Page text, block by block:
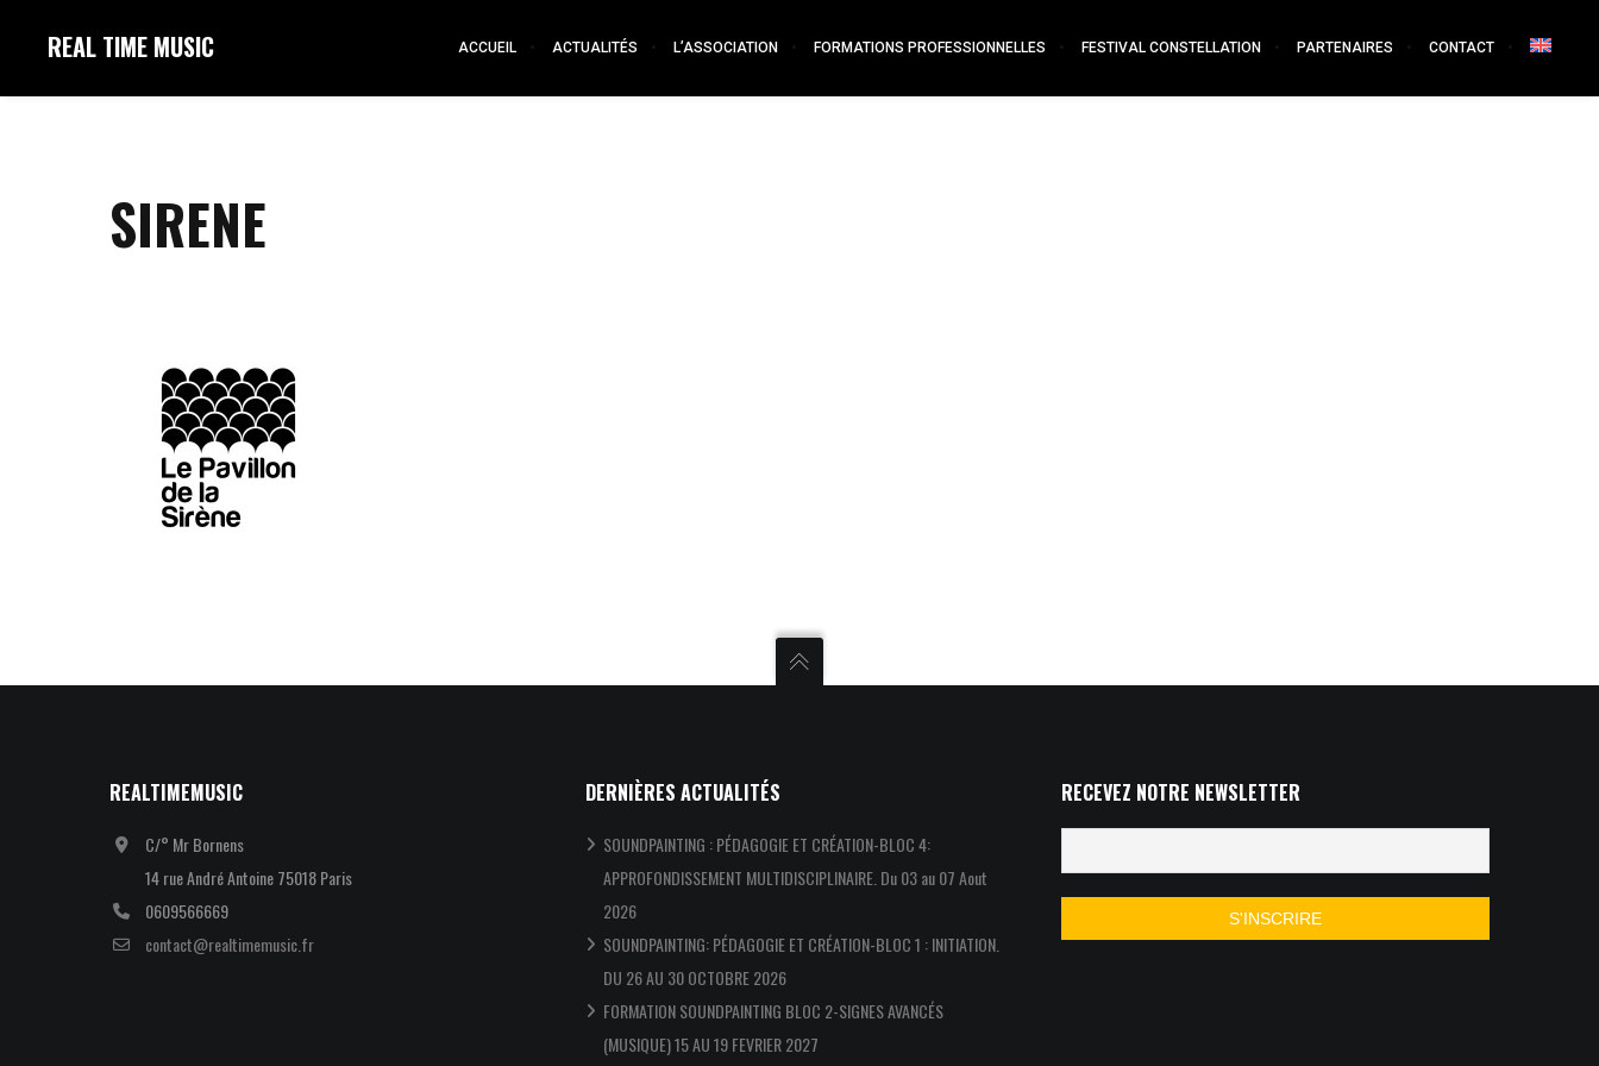
REAL TIME MUSIC ACCUEIL ACTUALITÉS L’ASSOCIATION FORMATIONS PROFESSIONNELLES FESTIVAL CONSTELLATION PARTENAIRES CONTACT
SIRENE
REALTIMEMUSIC
C/° Mr Bornens
14 rue André Antoine 75018 Paris
0609566669
contact@realtimemusic.fr
DERNIÈRES ACTUALITÉS
SOUNDPAINTING : PÉDAGOGIE ET CRÉATION-BLOC 4:
APPROFONDISSEMENT MULTIDISCIPLINAIRE. Du 03 au 07 Aout
2026
SOUNDPAINTING: PÉDAGOGIE ET CRÉATION-BLOC 1 : INITIATION.
DU 26 AU 30 OCTOBRE 2026
FORMATION SOUNDPAINTING BLOC 2-SIGNES AVANCÉS
(MUSIQUE) 15 AU 19 FEVRIER 2027
RECEVEZ NOTRE NEWSLETTER